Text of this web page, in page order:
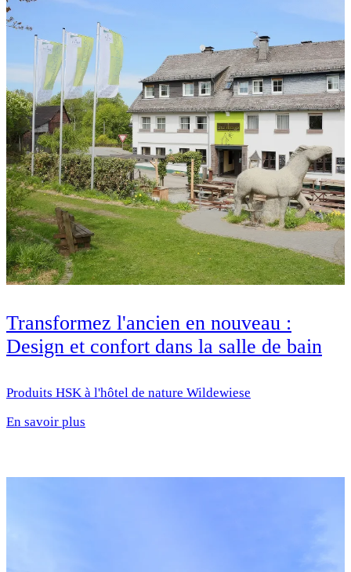
Transformez l'ancien en nouveau :
Design et confort dans la salle de bain
Produits HSK à l'hôtel de nature Wildewiese
En savoir plus